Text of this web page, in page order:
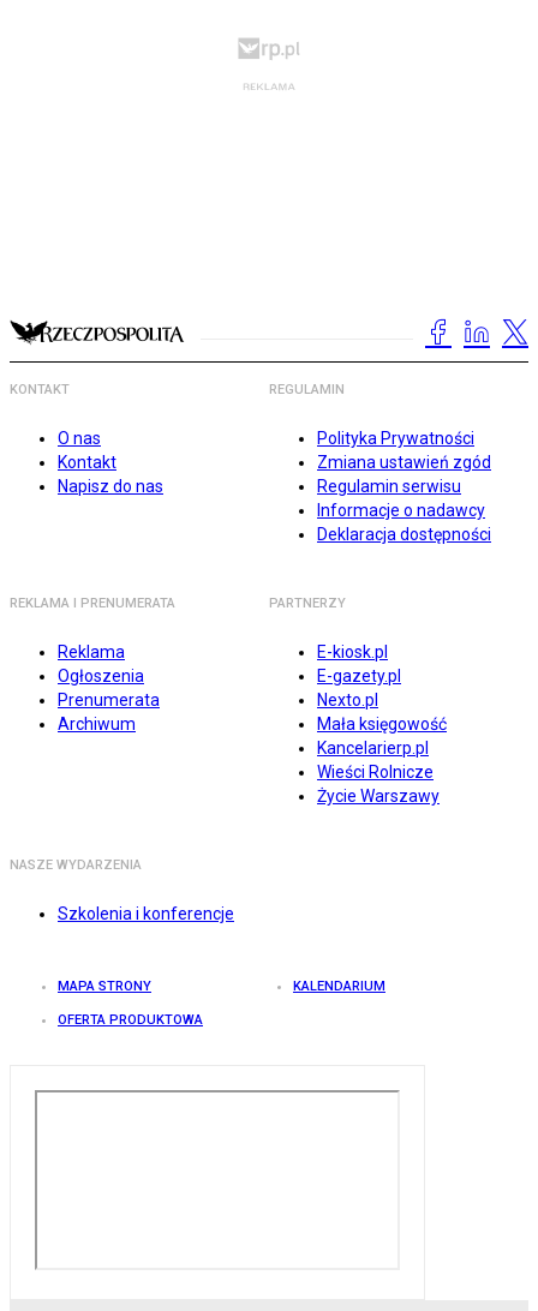
KONTAKT
O nas
Kontakt
Napisz do nas
REGULAMIN
Polityka Prywatności
Zmiana ustawień zgód
Regulamin serwisu
Informacje o nadawcy
Deklaracja dostępności
REKLAMA I PRENUMERATA
Reklama
Ogłoszenia
Prenumerata
Archiwum
PARTNERZY
E-kiosk.pl
E-gazety.pl
Nexto.pl
Mała księgowość
Kancelarierp.pl
Wieści Rolnicze
Życie Warszawy
NASZE WYDARZENIA
Szkolenia i konferencje
MAPA STRONY KALENDARIUM
OFERTA PRODUKTOWA